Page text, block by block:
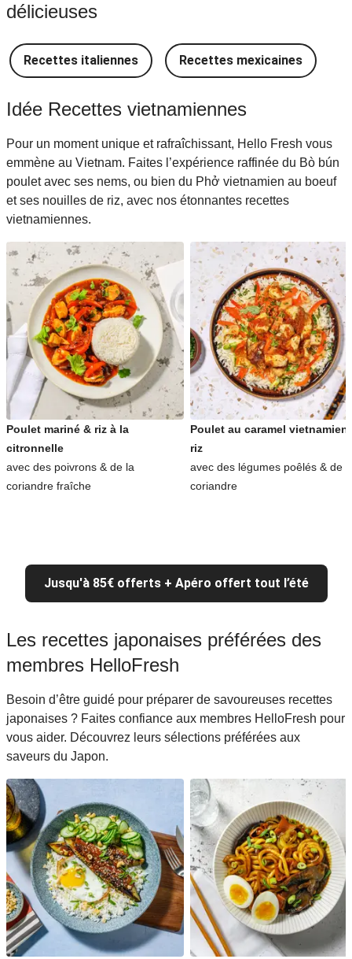
délicieuses
Recettes italiennes Recettes mexicaines
Idée Recettes vietnamiennes
Pour un moment unique et rafraî​chissant, Hello Fresh vous
emmène au Vietnam. Faites l’expérience raffinée du Bò bún
poulet avec ses nems, ou bien du Phở vietnamien au boeuf
et ses nouilles de riz, avec nos étonnantes recettes
vietnamiennes.
Poulet mariné & riz à la
citronnelle
avec des poivrons & de la
coriandre fraîche
Poulet au caramel vietnamien
riz
avec des légumes poêlés & de
coriandre
Jusqu'à 85€ offerts + Apéro offert tout l’été
Les recettes japonaises préférées des
membres HelloFresh
Besoin d’être guidé pour préparer de savoureuses recettes
japonaises ? Faites confiance aux membres HelloFresh pour
vous aider. Découvrez leurs sélections préférées aux
saveurs du Japon.